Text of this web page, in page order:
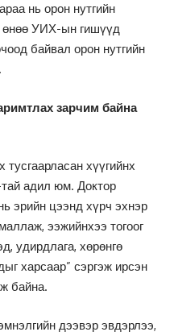
нь орон нутгийн
өнөө УИХ-ын гишүүд
байвал орон нутгийн
зарчим байна
тусгаарласан хүүгийнх
тай адил юм. Доктор
эрийн цээнд хүрч эхнэр
ээжийнхээ тогоог
удирдлага, хөрөнгө
харсаар” сэргэж ирсэн
байна.
дээвэр эвдэрлээ,